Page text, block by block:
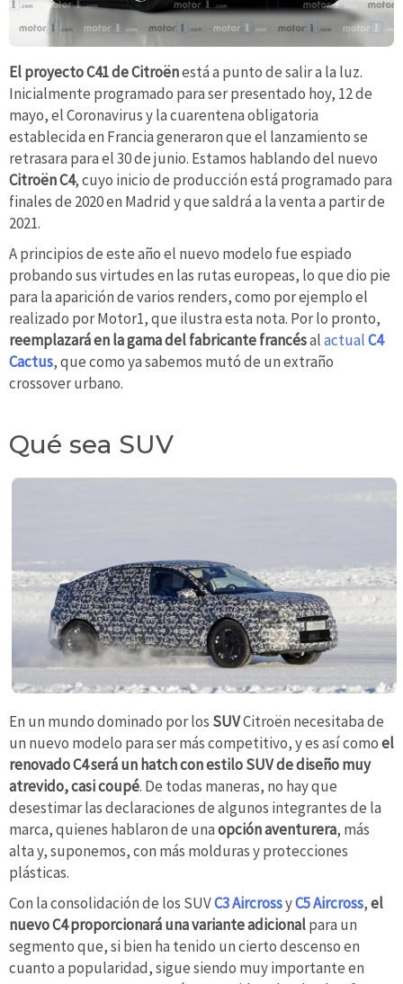
El proyecto C41 de Citroënestá a punto de salir a la luz.
Inicialmente programado para ser presentado hoy, 12 de
mayo, el Coronavirus y la cuarentena obligatoria
establecida en Francia generaron que el lanzamiento se
retrasara para el 30 de junio. Estamos hablando del nuevo
Citroën C4, cuyo inicio de producción está programado para
finales de 2020 en Madrid y que saldrá a la venta a partir de
2021.
A principios de este año el nuevo modelo fue espiado
probando sus virtudes en las rutas europeas, lo que dio pie
para la aparición de varios renders, como por ejemplo el
realizado por Motor1, que ilustra esta nota. Por lo pronto,
reemplazará en la gama del fabricante francésalactualC4
Cactus, que como ya sabemos mutó de un extraño
crossover urbano.
Qué sea SUV
En un mundo dominado por los SUVCitroën necesitaba de
un nuevo modelo para ser más competitivo, y es así comoel
renovado C4 será un hatch con estilo SUV de diseño muy
atrevido, casi coupé. De todas maneras, no hay que
desestimar las declaraciones de algunos integrantes de la
marca, quienes hablaron de unaopción aventurera, más
alta y, suponemos, con más molduras y protecciones
plásticas.
Con la consolidación de los SUVC3 AircrossyC5 Aircross,el
nuevo C4 proporcionará una variante adicionalpara un
segmento que, si bien ha tenido un cierto descenso en
cuanto a popularidad, sigue siendo muy importante en